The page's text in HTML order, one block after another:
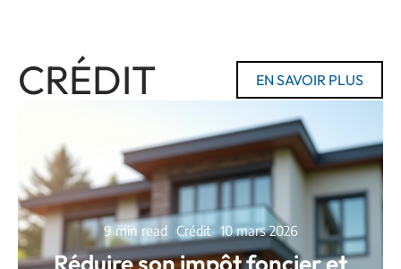
CRÉDIT EN SAVOIR PLUS
9 min read Crédit 10 mars 2026